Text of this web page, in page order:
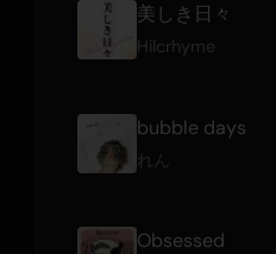
美しき日々
Hilcrhyme
bubble days
れん
Obsessed